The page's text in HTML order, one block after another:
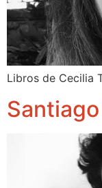
Libros de Cecilia